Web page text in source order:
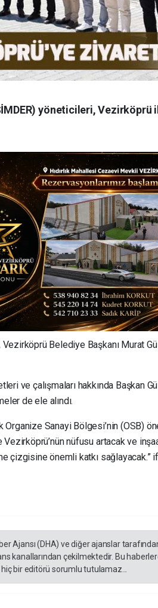
yöneticileri, Vezirköprü
Belediye Başkanı Murat
ve çalışmaları hakkında Başkan
de ele alındı.
Sanayi Bölgesi’nin (OSB)
nüfusu artacak ve
çizgisine önemli katkı sağlayacak.”
Ajansı (DHA) ve diğer ajanslar
kanallarından çekilmektedir. Bu
bir editörü sorumlu tutulamaz...